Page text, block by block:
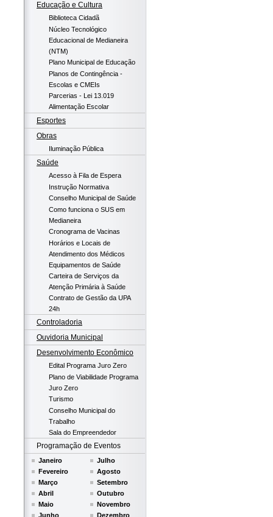
Educação e Cultura
Biblioteca Cidadã
Núcleo Tecnológico
Educacional de Medianeira
(NTM)
Plano Municipal de Educação
Planos de Contingência -
Escolas e CMEIs
Parcerias - Lei 13.019
Alimentação Escolar
Esportes
Obras
Iluminação Pública
Saúde
Acesso à Fila de Espera
Instrução Normativa
Conselho Municipal de Saúde
Como funciona o SUS em
Medianeira
Cronograma de Vacinas
Horários e Locais de
Atendimento dos Médicos
Equipamentos de Saúde
Carteira de Serviços da
Atenção Primária à Saúde
Contrato de Gestão da UPA
24h
Controladoria
Ouvidoria Municipal
Desenvolvimento Econômico
Edital Programa Juro Zero
Plano de Viabilidade Programa
Juro Zero
Turismo
Conselho Municipal do
Trabalho
Sala do Empreendedor
Programação de Eventos
Janeiro
Fevereiro
Março
Abril
Maio
Junho
Julho
Agosto
Setembro
Outubro
Novembro
Dezembro